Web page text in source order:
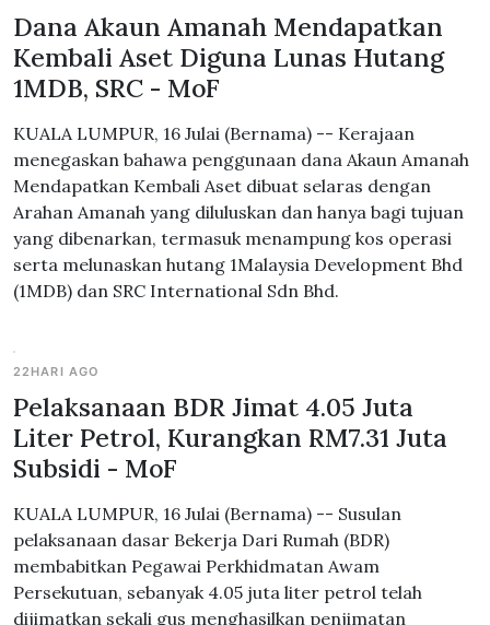
Dana Akaun Amanah Mendapatkan
Kembali Aset Diguna Lunas Hutang
1MDB, SRC - MoF
KUALA LUMPUR, 16 Julai (Bernama) -- Kerajaan
menegaskan bahawa penggunaan dana Akaun Amanah
Mendapatkan Kembali Aset dibuat selaras dengan
Arahan Amanah yang diluluskan dan hanya bagi tujuan
yang dibenarkan, termasuk menampung kos operasi
serta melunaskan hutang 1Malaysia Development Bhd
(1MDB) dan SRC International Sdn Bhd.
22HARI AGO
Pelaksanaan BDR Jimat 4.05 Juta
Liter Petrol, Kurangkan RM7.31 Juta
Subsidi - MoF
KUALA LUMPUR, 16 Julai (Bernama) -- Susulan
pelaksanaan dasar Bekerja Dari Rumah (BDR)
membabitkan Pegawai Perkhidmatan Awam
Persekutuan, sebanyak 4.05 juta liter petrol telah
dijimatkan sekali gus menghasilkan penjimatan